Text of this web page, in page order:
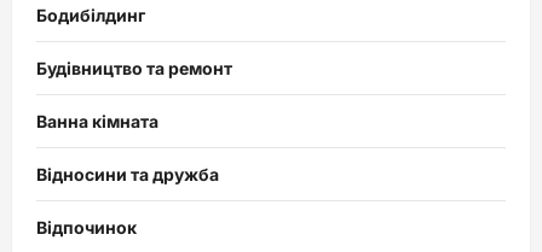
Бодибілдинг
Будівництво та ремонт
Ванна кімната
Відносини та дружба
Відпочинок